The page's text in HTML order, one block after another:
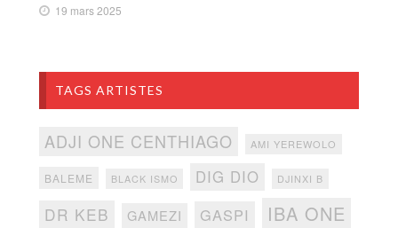
19 mars 2025
TAGS ARTISTES
ADJI ONE CENTHIAGO AMI YEREWOLO
BALEME BLACK ISMO DIG DIO DJINXI B
DR KEB GAMEZI GASPI IBA ONE